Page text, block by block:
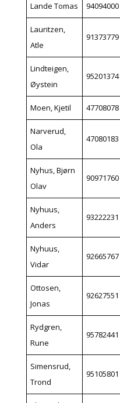
Lande Tomas 94094000
Lauritzen,
Atle
91373779
Lindteigen,
Øystein
95201374
Moen, Kjetil 47708078
Narverud,
Ola
47080183
Nyhus, Bjørn
Olav
90971760
Nyhuus,
Anders
93222231
Nyhuus,
Vidar
92665767
Ottosen,
Jonas
92627551
Rydgren,
Rune
95782441
Simensrud,
Trond
95105801